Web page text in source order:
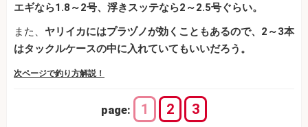
エギなら1.8～2号、浮きスッテなら2～2.5号ぐらい。
また、 ヤリイカにはプラヅノが効くこともあるので、2～3本
はタックルケースの中に入れていてもいいだろう。
次ページで釣り方解説！
page: 1 2 3